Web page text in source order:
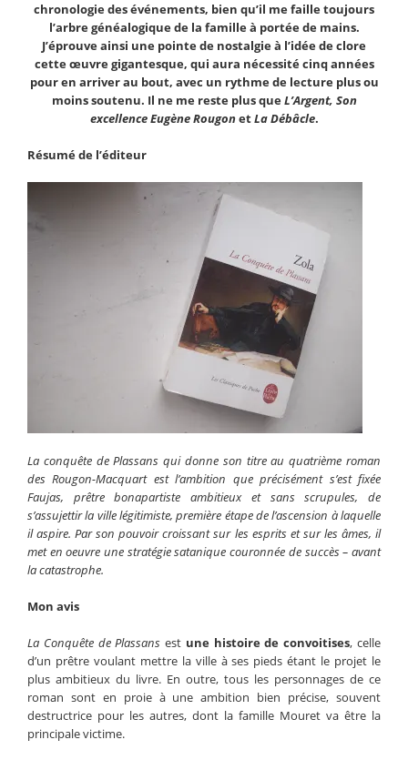
chronologie des événements, bien qu’il me faille toujours
l’arbre généalogique de la famille à portée de mains.
J’éprouve ainsi une pointe de nostalgie à l’idée de clore
cette œuvre gigantesque, qui aura nécessité cinq années
pour en arriver au bout, avec un rythme de lecture plus ou
moins soutenu. Il ne me reste plus queL’Argent, Son
excellence Eugène RougonetLa Débâcle.
Résumé de l’éditeur
La conquête de Plassans qui donne son titre au quatrième roman
des Rougon-Macquart est l’ambition que précisément s’est fixée
Faujas, prêtre bonapartiste ambitieux et sans scrupules, de
s’assujettir la ville légitimiste, première étape de l’ascension à laquelle
il aspire. Par son pouvoir croissant sur les esprits et sur les âmes, il
met en oeuvre une stratégie satanique couronnée de succès – avant
la catastrophe.
Mon avis
La Conquête de Plassans est une histoire de convoitises, celle
d’un prêtre voulant mettre la ville à ses pieds étant le projet le
plus ambitieux du livre. En outre, tous les personnages de ce
roman sont en proie à une ambition bien précise, souvent
destructrice pour les autres, dont la famille Mouret va être la
principale victime.